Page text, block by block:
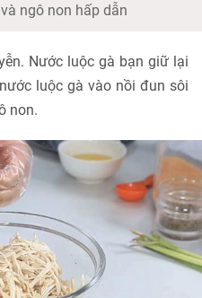
ngô non hấp dẫn
Nước luộc gà bạn giữ lại
luộc gà vào nồi đun sôi
non.